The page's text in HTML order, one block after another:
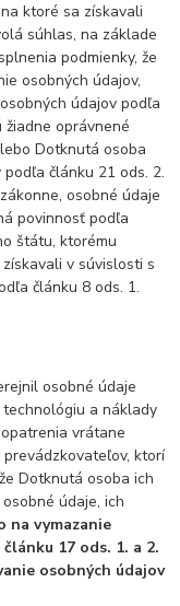
ktoré sa získavali
súhlas, na základe
podmienky, že
osobných údajov,
údajov podľa
žiadne oprávnené
Dotknutá osoba
článku 21 ods. 2.
osobné údaje
povinnosť podľa
štátu, ktorému
v súvislosti s
článku 8 ods. 1.
osobné údaje
a náklady
vrátane
ktorí
Dotknutá osoba ich
údaje, ich
na vymazanie
17 ods. 1. a 2.
osobných údajov